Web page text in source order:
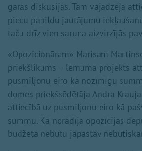
garās diskusijās. Tam vajadzēja
piecu papildu jautājumu
taču drīz vien saruna aizvirzījās
«Opozicionāram» Marisam
priekšlikums – lēmuma projekts
pusmiljonu eiro kā nozīmīgu
domes priekšsēdētāja Andra
attiecībā uz pusmiljonu eiro kā
summu. Kā norādīja opozīcijas
budžetā nebūtu jāpastāv